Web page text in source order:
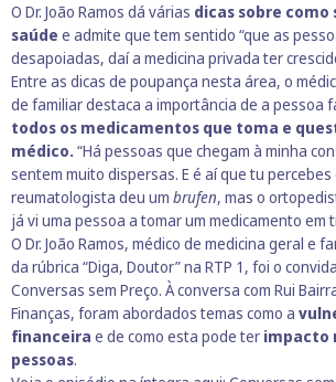
O Dr. João Ramos dá várias dicas sobre como
saúde e admite que tem sentido “que as
desapoiadas, daí a medicina privada ter
Entre as dicas de poupança nesta área, o
de familiar destaca a importância de a pessoa
todos os medicamentos que toma e
médico.“Há pessoas que chegam à minha
sentem muito dispersas. E é aí que tu percebes
reumatologista deu um brufen, mas o
já vi uma pessoa a tomar um medicamento em
O Dr. João Ramos, médico de medicina geral e
da rúbrica “Diga, Doutor” na RTP 1, foi o
Conversas sem Preço. À conversa com Rui
Finanças, foram abordados temas como a
financeira e de como esta pode ter impacto
pessoas.